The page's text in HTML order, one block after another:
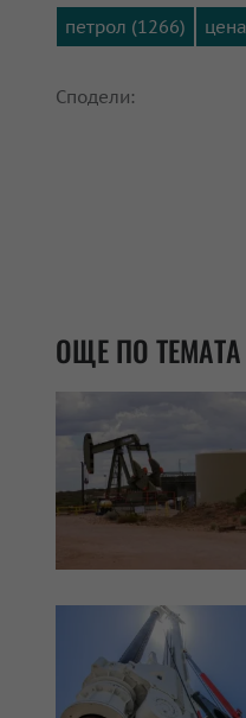
петрол (1266)
Сподели:
ОЩЕ ПО ТЕМАТА